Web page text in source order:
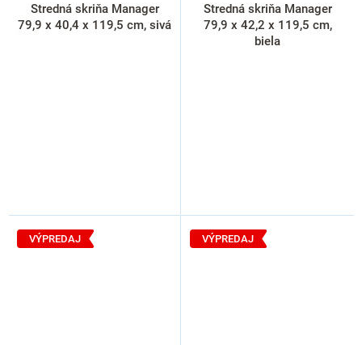
Stredná skriňa Manager
79,9 x 40,4 x 119,5 cm, sivá
Stredná skriňa Manager
79,9 x 42,2 x 119,5 cm,
biela
VÝPREDAJ VÝPREDAJ